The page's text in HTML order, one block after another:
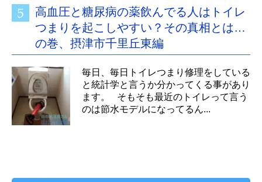
高血圧と糖尿病の薬飲んでる人はトイレ
つまりを起こしやすい？その真相とは…
の巻、摂津市千里丘東編
毎日、毎日トイレつまり修理をしている
と統計学と言うか分かってくる事があり
ます。 そもそも最近のトイレって言う
のは節水モデルになってるん...